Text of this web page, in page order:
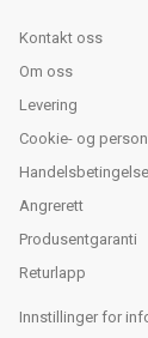
Kontakt oss
Om oss
Levering
Cookie- og
Angrerett
Produsentgaranti
Returlapp
Innstillinger for